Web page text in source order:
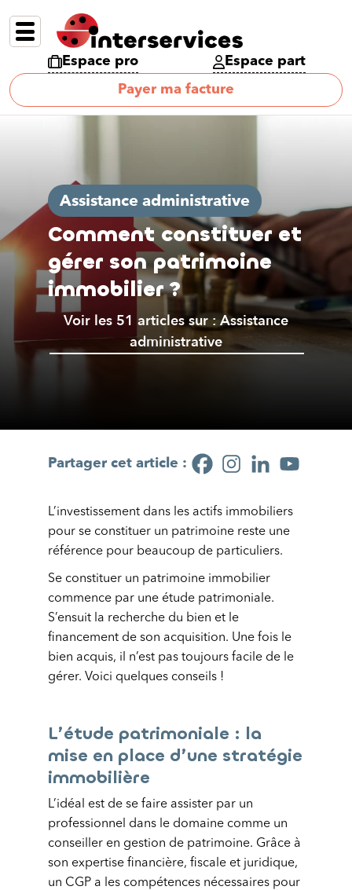
Espace pro
Espace part
Payer ma facture
Assistance administrative
Comment constituer et
gérer son patrimoine
immobilier ?
Voir les 51 articles sur : Assistance
administrative
Partager cet article :
L’investissement dans les actifs immobiliers
pour se constituer un patrimoine reste une
référence pour beaucoup de particuliers.
Se constituer un patrimoine immobilier
commence par une étude patrimoniale.
S’ensuit la recherche du bien et le
financement de son acquisition. Une fois le
bien acquis, il n’est pas toujours facile de le
gérer. Voici quelques conseils !
L’étude patrimoniale : la
mise en place d’une stratégie
immobilière
L’idéal est de se faire assister par un
professionnel dans le domaine comme un
conseiller en gestion de patrimoine. Grâce à
son expertise financière, fiscale et juridique,
un CGP a les compétences nécessaires pour